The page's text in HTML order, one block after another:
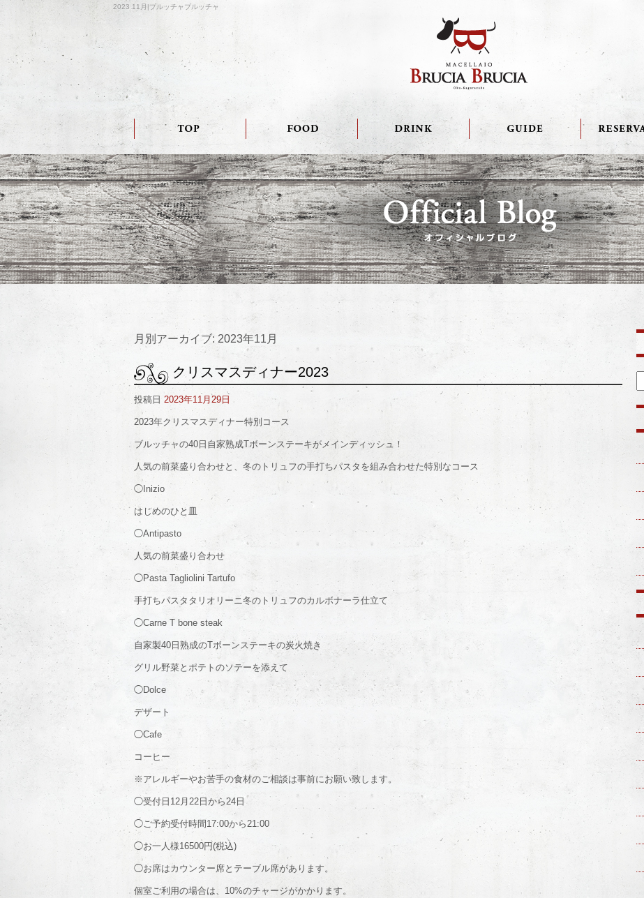
2023 11月|ブルッチャブルッチャ
月別アーカイブ: 2023年11月
クリスマスディナー2023
投稿日 2023年11月29日
2023年クリスマスディナー特別コース
ブルッチャの40日自家熟成Tボーンステーキがメインディッシュ！
人気の前菜盛り合わせと、冬のトリュフの手打ちパスタを組み合わせた特別なコース
◯Inizio
はじめのひと皿
◯Antipasto
人気の前菜盛り合わせ
◯Pasta Tagliolini Tartufo
手打ちパスタタリオリーニ冬のトリュフのカルボナーラ仕立て
◯Carne T bone steak
自家製40日熟成のTボーンステーキの炭火焼き
グリル野菜とポテトのソテーを添えて
◯Dolce
デザート
◯Cafe
コーヒー
※アレルギーやお苦手の食材のご相談は事前にお願い致します。
◯受付日12月22日から24日
◯ご予約受付時間17:00から21:00
◯お一人様16500円(税込)
◯お席はカウンター席とテーブル席があります。
個室ご利用の場合は、10%のチャージがかかります。